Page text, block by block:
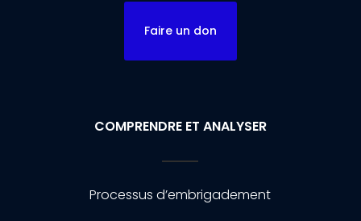
Faire un don
COMPRENDRE ET ANALYSER
Processus d’embrigadement